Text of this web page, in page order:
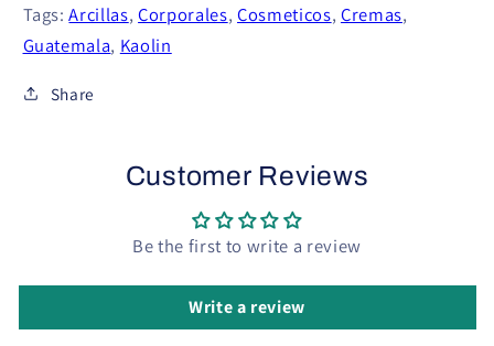
Tags:Arcillas,Corporales,Cosmeticos, Cremas,
Guatemala, Kaolin
Share
Customer Reviews
Be the first to write a review
Write a review